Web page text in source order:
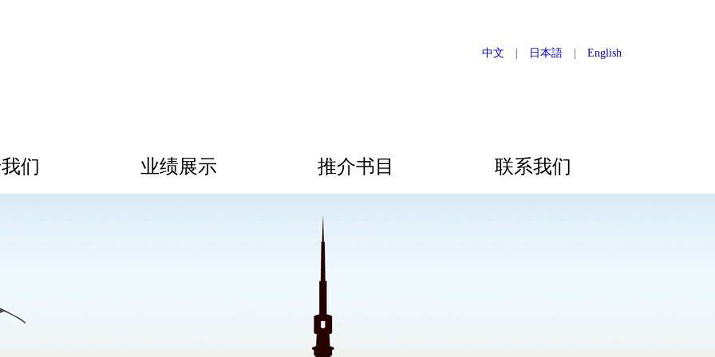
中文 日本語 English
们 业绩展示 推介书目 联系我们